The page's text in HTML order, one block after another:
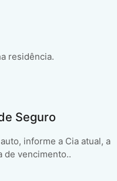
residência.
Seguro
informe a Cia atual, a
de vencimento..